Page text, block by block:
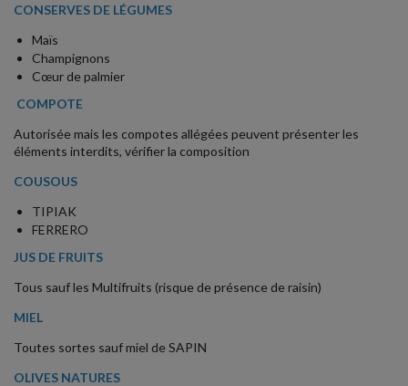
CONSERVES DE LÉGUMES
Maïs
Champignons
Cœur de palmier
COMPOTE
Autorisée mais les compotes allégées peuvent présenter les
éléments interdits, vérifier la composition
COUSOUS
TIPIAK
FERRERO
JUS DE FRUITS
Tous sauf les Multifruits (risque de présence de raisin)
MIEL
Toutes sortes sauf miel de SAPIN
OLIVES NATURES